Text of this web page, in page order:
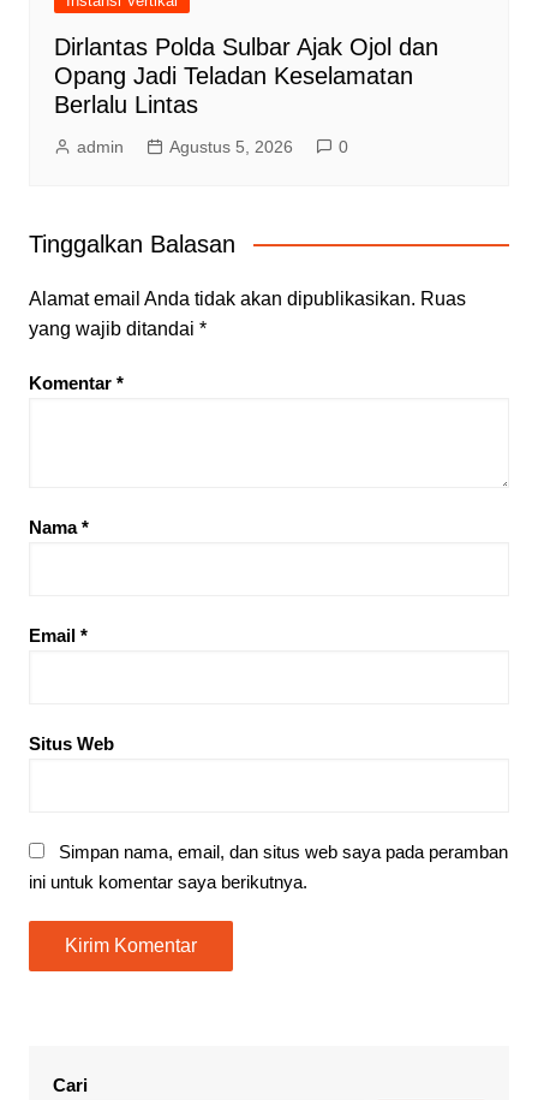
Dirlantas Polda Sulbar Ajak Ojol dan
Opang Jadi Teladan Keselamatan
Berlalu Lintas
admin Agustus 5, 2026 0
Tinggalkan Balasan
Alamat email Anda tidak akan dipublikasikan. Ruas
yang wajib ditandai *
Komentar *
Nama*
Email *
Situs Web
Simpan nama, email, dan situs web saya pada peramban
ini untuk komentar saya berikutnya.
Cari